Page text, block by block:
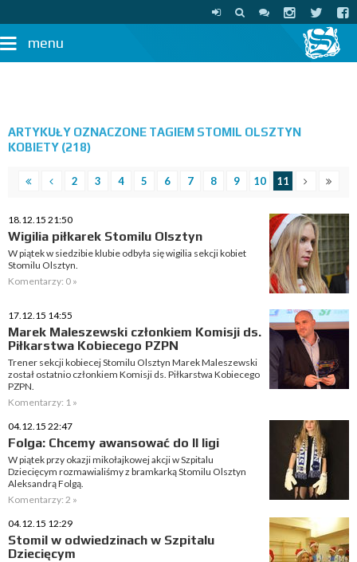
menu
ARTYKUŁY OZNACZONE TAGIEM STOMIL OLSZTYN
KOBIETY (218)
2 3 4 5 6 7 8 9 10 11
18.12.15 21:50
Wigilia piłkarek Stomilu Olsztyn
W piątek w siedzibie klubie odbyła się wigilia sekcji kobiet
Stomilu Olsztyn.
Komentarzy: 0 »
17.12.15 14:55
Marek Maleszewski członkiem Komisji ds.
Piłkarstwa Kobiecego PZPN
Trener sekcji kobiecej Stomilu Olsztyn Marek Maleszewski
został ostatnio członkiem Komisji ds. Piłkarstwa Kobiecego
PZPN.
Komentarzy: 1 »
04.12.15 22:47
Folga: Chcemy awansować do II ligi
W piątek przy okazji mikołajkowej akcji w Szpitalu
Dziecięcym rozmawialiśmy z bramkarką Stomilu Olsztyn
Aleksandrą Folgą.
Komentarzy: 2 »
04.12.15 12:29
Stomil w odwiedzinach w Szpitalu
Dziecięcym